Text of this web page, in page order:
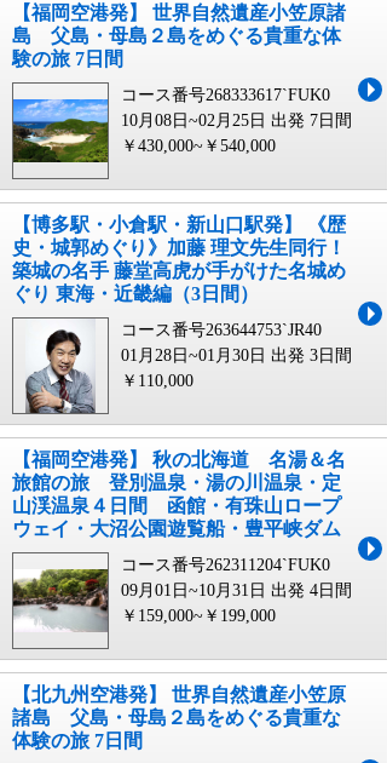
【福岡空港発】 世界自然遺産小笠原諸
島 父島・母島２島をめぐる貴重な体
験の旅 7日間
コース番号268333617`FUK0
10月08日~02月25日 出発 7日間
￥430,000~￥540,000
【博多駅・小倉駅・新山口駅発】 《歴
史・城郭めぐり》加藤 理文先生同行！
築城の名手 藤堂高虎が手がけた名城め
ぐり 東海・近畿編（3日間）
コース番号263644753`JR40
01月28日~01月30日 出発 3日間
￥110,000
【福岡空港発】 秋の北海道 名湯＆名
旅館の旅 登別温泉・湯の川温泉・定
山渓温泉４日間 函館・有珠山ロープ
ウェイ・大沼公園遊覧船・豊平峡ダム
コース番号262311204`FUK0
09月01日~10月31日 出発 4日間
￥159,000~￥199,000
【北九州空港発】 世界自然遺産小笠原
諸島 父島・母島２島をめぐる貴重な
体験の旅 7日間